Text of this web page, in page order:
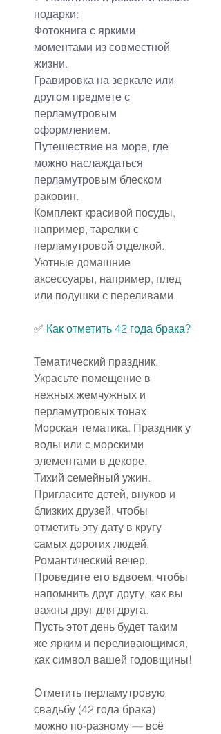
подарки:
Фотокнига с яркими
моментами из совместной
жизни.
Гравировка на зеркале или
другом предмете с
перламутровым
оформлением.
Путешествие на море, где
можно наслаждаться
перламутровым блеском
раковин.
Комплект красивой посуды,
например, тарелки с
перламутровой отделкой.
Уютные домашние
аксессуары, например, плед
или подушки с переливами.
✅ Как отметить 42 года брака?
Тематический праздник.
Украсьте помещение в
нежных жемчужных и
перламутровых тонах.
Морская тематика. Праздник у
воды или с морскими
элементами в декоре.
Тихий семейный ужин.
Пригласите детей, внуков и
близких друзей, чтобы
отметить эту дату в кругу
самых дорогих людей.
Романтический вечер.
Проведите его вдвоем, чтобы
напомнить друг другу, как вы
важны друг для друга.
Пусть этот день будет таким
же ярким и переливающимся,
как символ вашей годовщины!
Отметить перламутровую
свадьбу (42 года брака)
можно по-разному — всё